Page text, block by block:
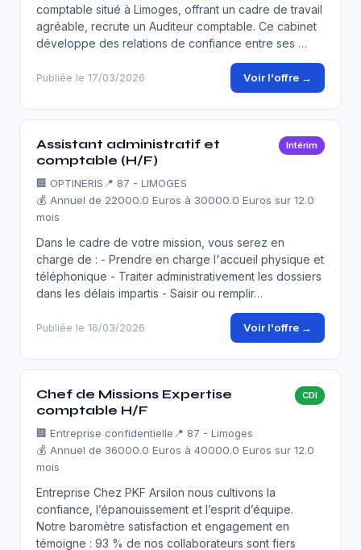
comptable situé à Limoges, offrant un cadre de travail
agréable, recrute un Auditeur comptable. Ce cabinet
développe des relations de confiance entre ses …
Publiée le 17/03/2026 Voir l'offre →
Assistant administratif et
comptable (H/F)
Intérim
🏢 OPTINERIS 📍 87 - LIMOGES
💰 Annuel de 22000.0 Euros à 30000.0 Euros sur 12.0
mois
Dans le cadre de votre mission, vous serez en
charge de : - Prendre en charge l'accueil physique et
téléphonique - Traiter administrativement les dossiers
dans les délais impartis - Saisir ou remplir…
Publiée le 16/03/2026 Voir l'offre →
Chef de Missions Expertise
comptable H/F
CDI
🏢 Entreprise confidentielle 📍 87 - Limoges
💰 Annuel de 36000.0 Euros à 40000.0 Euros sur 12.0
mois
Entreprise Chez PKF Arsilon nous cultivons la
confiance, l’épanouissement et l’esprit d’équipe.
Notre baromètre satisfaction et engagement en
témoigne : 93 % de nos collaborateurs sont fiers